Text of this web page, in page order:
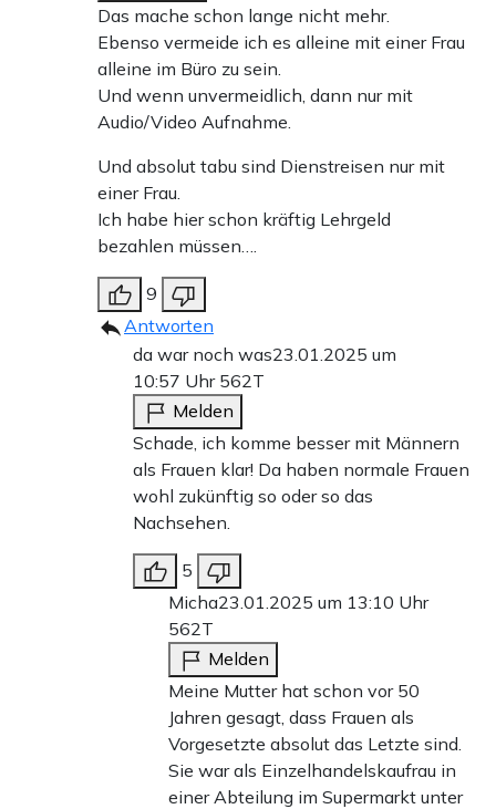
Das mache schon lange nicht mehr.
Ebenso vermeide ich es alleine mit einer Frau
alleine im Büro zu sein.
Und wenn unvermeidlich, dann nur mit
Audio/Video Aufnahme.
Und absolut tabu sind Dienstreisen nur mit
einer Frau.
Ich habe hier schon kräftig Lehrgeld
bezahlen müssen….
9
Antworten
da war noch was23.01.2025 um
10:57 Uhr 562T
Melden
Schade, ich komme besser mit Männern
als Frauen klar! Da haben normale Frauen
wohl zukünftig so oder so das
Nachsehen.
5
Micha23.01.2025 um 13:10 Uhr
562T
Melden
Meine Mutter hat schon vor 50
Jahren gesagt, dass Frauen als
Vorgesetzte absolut das Letzte sind.
Sie war als Einzelhandelskaufrau in
einer Abteilung im Supermarkt unter